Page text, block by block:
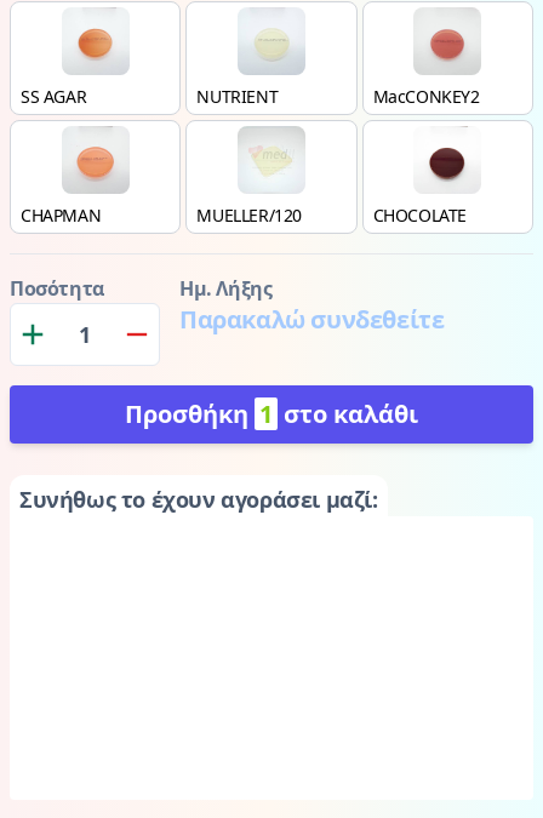
SS AGAR NUTRIENT MacCONKEY2
CHAPMAN MUELLER/120 CHOCOLATE
Ποσότητα Ημ. Λήξης
Παρακαλώ συνδεθείτε
Προσθήκη 1 στο καλάθι
Συνήθως το έχουν αγοράσει μαζί: